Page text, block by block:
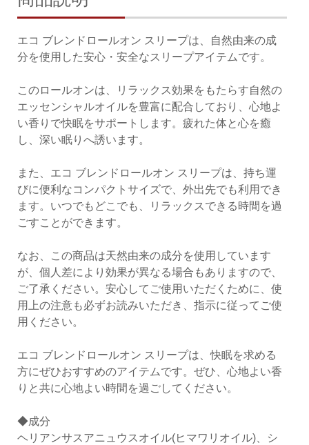
エコ ブレンドロールオン スリープは、自然由来の成
分を使用した安心・安全なスリープアイテムです。
このロールオンは、リラックス効果をもたらす自然の
エッセンシャルオイルを豊富に配合しており、心地よ
い香りで快眠をサポートします。疲れた体と心を癒
し、深い眠りへ誘います。
また、エコ ブレンドロールオン スリープは、持ち運
びに便利なコンパクトサイズで、外出先でも利用でき
ます。いつでもどこでも、リラックスできる時間を過
ごすことができます。
なお、この商品は天然由来の成分を使用しています
が、個人差により効果が異なる場合もありますので、
ご了承ください。安心してご使用いただくために、使
用上の注意も必ずお読みいただき、指示に従ってご使
用ください。
エコ ブレンドロールオン スリープは、快眠を求める
方にぜひおすすめのアイテムです。ぜひ、心地よい香
りと共に心地よい時間を過ごしてください。
◆成分
ヘリアンサスアニュウスオイル(ヒマワリオイル)、シ